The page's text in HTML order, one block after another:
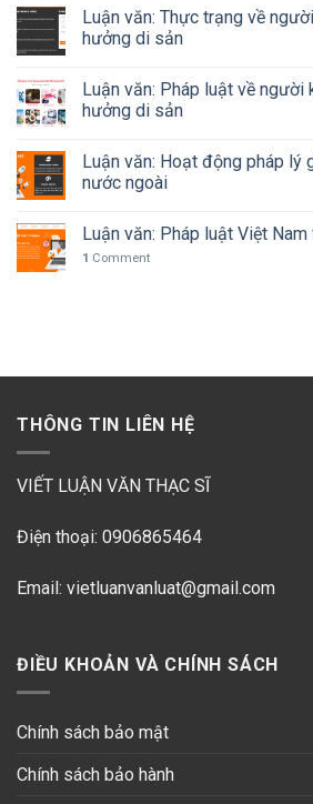
Luận văn: Thực trạng về
hưởng di sản
Luận văn: Pháp luật về
hưởng di sản
Luận văn: Hoạt động pháp lý
nước ngoài
Luận văn: Pháp luật Việt
1 Comment
THÔNG TIN LIÊN HỆ
VIẾT LUẬN VĂN THẠC SĨ
Điện thoại: 0906865464
Email: vietluanvanluat@gmail.com
ĐIỀU KHOẢN VÀ CHÍNH SÁCH
Chính sách bảo mật
Chính sách bảo hành